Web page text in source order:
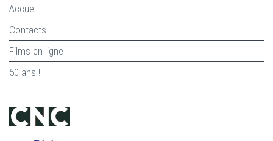
Accueil
Contacts
Films en ligne
50 ans !